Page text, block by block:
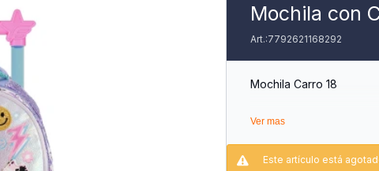
Mochila con
7792621168292
Mochila Carro 18
3 Compartimientos Y
Material Con Estampa
Ver mas
Este artículo está